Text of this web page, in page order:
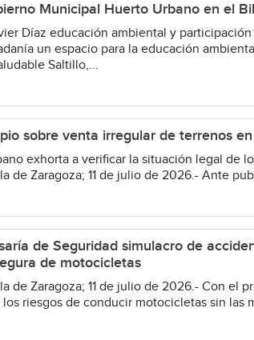
Municipal Huerto Urbano en el
Díaz educación ambiental y
un espacio para la educación
Saltillo,...
sobre venta irregular de terrenos
exhorta a verificar la situación legal de
de Zaragoza; 11 de julio de 2026.- Ante
de Seguridad simulacro de
de motocicletas
de Zaragoza; 11 de julio de 2026.- Con el
riesgos de conducir motocicletas sin las